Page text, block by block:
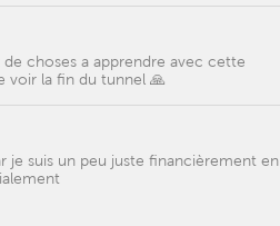
choses a apprendre avec cette
voir la fin du tunnel 🙏
suis un peu juste financièrement en